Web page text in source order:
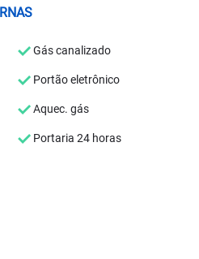
Gás canalizado
Portão eletrônico
Aquec. gás
Portaria 24 horas